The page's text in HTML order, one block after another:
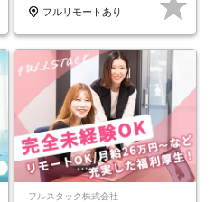
フルリモートあり
フルスタック株式会社